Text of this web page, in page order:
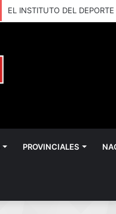
PROVINCIALES